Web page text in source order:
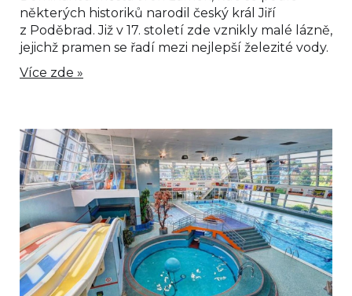
některých historiků narodil český král Jiří
z Poděbrad. Již v 17. století zde vznikly malé lázně,
jejichž pramen se řadí mezi nejlepší železité vody.
Více zde »